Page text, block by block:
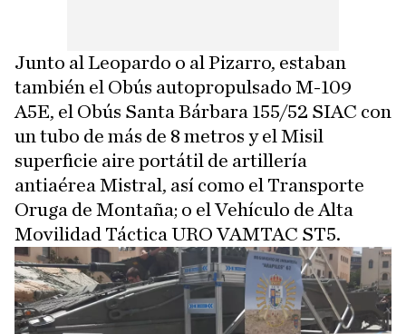
Junto al Leopardo o al Pizarro, estaban
también el Obús autopropulsado M-109
A5E, el Obús Santa Bárbara 155/52 SIAC con
un tubo de más de 8 metros y el Misil
superficie aire portátil de artillería
antiaérea Mistral, así como el Transporte
Oruga de Montaña; o el Vehículo de Alta
Movilidad Táctica URO VAMTAC ST5.